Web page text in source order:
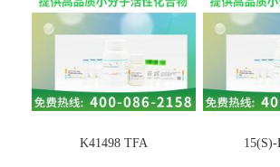
K41498 TFA